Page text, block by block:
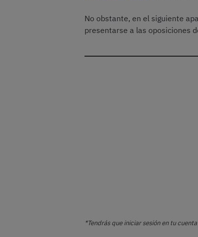
No obstante, en el siguiente
presentarse a las oposiciones
*Tendrás que iniciar sesión en tu